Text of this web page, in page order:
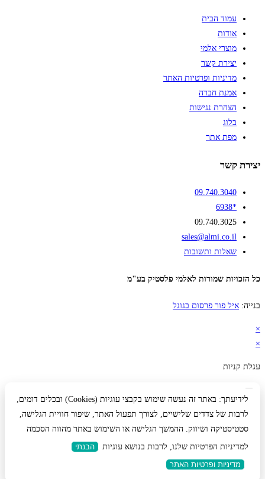
עמוד הבית
אודות
מוצרי אלמי
יצירת קשר
מדיניות ופרטיות האתר
אמנת חברה
הצהרת נגישות
בלוג
מפת אתר
יצירת קשר
09.740.3040
*6938
09.740.3025
sales@almi.co.il
שאלות ותשובות
כל הזכויות שמורות לאלמי פלסטיק בע"מ
בנייה: איל פור פרסום בגוגל
×
×
עגלת קניות
לידיעתך: באתר זה נעשה שימוש בקבצי עוגיות (Cookies) ובכלים דומים,
לרבות של צדדים שלישיים, לצורך תפעול האתר, שיפור חוויית הגלישה,
סטטיסטיקה ושיווק. ההמשך הגלישה או השימוש באתר מהווה הסכמה
למדיניות הפרטיות שלנו, לרבות בנושא עוגיות
הבנתי
מדיניות ופרטיות האתר